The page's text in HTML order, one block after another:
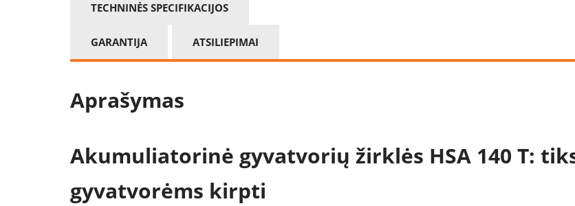
TECHNINĖS SPECIFIKACIJOS
GARANTIJA ATSILIEPIMAI
Aprašymas
Akumuliatorinė gyvatvorių žirklės HSA 140 T:
gyvatvorėms kirpti